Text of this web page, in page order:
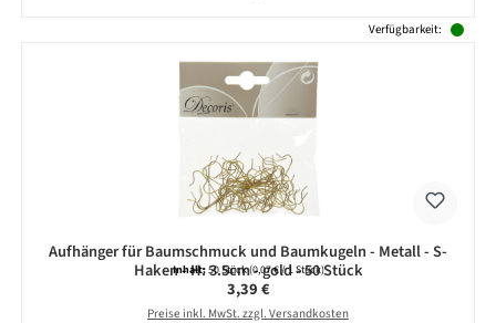
Verfügbarkeit:
Aufhänger für Baumschmuck und Baumkugeln - Metall - S-
Haken - H: 3.5cm - gold - 50 Stück
Inhalt:50 Stück(0,07 € / 1 Stück)
Regulärer Preis:
3,39 €
Preise inkl. MwSt. zzgl. Versandkosten